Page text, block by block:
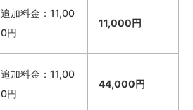
追加料金：11,00
0円
11,000円
追加料金：11,00
0円
44,000円